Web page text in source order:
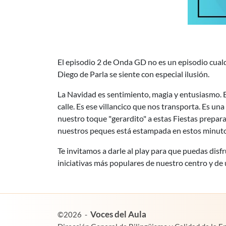
El episodio 2 de Onda GD no es un episodio
Diego de Parla se siente con especial ilusión.
La Navidad es sentimiento, magia y entusiasmo.
calle. Es ese villancico que nos transporta. Es
nuestro toque "gerardito" a estas Fiestas
nuestros peques está estampada en estos
Te invitamos a darle al play para que puedas
iniciativas más populares de nuestro centro y
©2026 - Voces del Aulaes un proyecto de: